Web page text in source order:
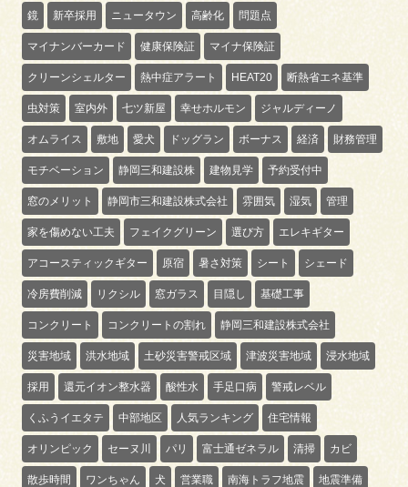
鏡 新卒採用 ニュータウン 高齢化 問題点
マイナンバーカード 健康保険証 マイナ保険証
クリーンシェルター 熱中症アラート HEAT20 断熱省エネ基準
虫対策 室内外 七ツ新屋 幸せホルモン ジャルディーノ
オムライス 敷地 愛犬 ドッグラン ボーナス 経済 財務管理
モチベーション 静岡三和建設株 建物見学 予約受付中
窓のメリット 静岡市三和建設株式会社 雰囲気 湿気 管理
家を傷めない工夫 フェイクグリーン 選び方 エレキギター
アコースティックギター 原宿 暑さ対策 シート シェード
冷房費削減 リクシル 窓ガラス 目隠し 基礎工事
コンクリート コンクリートの割れ 静岡三和建設株式会社
災害地域 洪水地域 土砂災害警戒区域 津波災害地域 浸水地域
採用 還元イオン整水器 酸性水 手足口病 警戒レベル
くふうイエタテ 中部地区 人気ランキング 住宅情報
オリンピック セーヌ川 パリ 富士通ゼネラル 清掃 カビ
散歩時間 ワンちゃん 犬 営業職 南海トラフ地震 地震準備